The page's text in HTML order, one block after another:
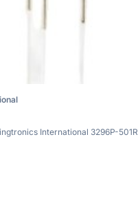
International 3296P-